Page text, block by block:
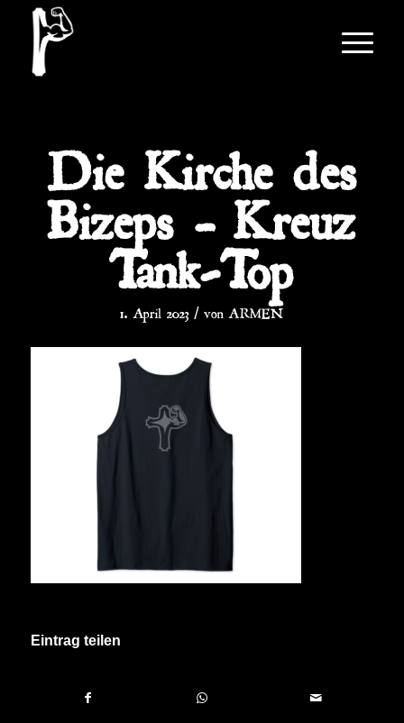
Die Kirche des
Bizeps – Kreuz
Tank-Top
1. April 2023 / ARMEN
Eintrag teilen